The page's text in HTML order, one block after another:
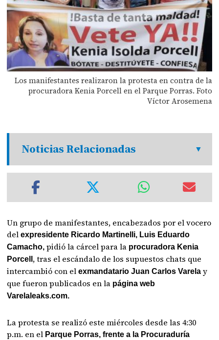
Los manifestantes realizaron la protesta en contra de la
procuradora Kenia Porcell en el Parque Porras. Foto
Víctor Arosemena
Noticias Relacionadas
Un grupo de manifestantes, encabezados por el vocero
delexpresidente Ricardo Martinelli, Luis Eduardo
Camacho, pidió la cárcel para la procuradora Kenia
Porcell , tras el escándalo de los supuestos chats que
intercambió con elexmandatario Juan Carlos Varela y
que fueron publicados en la página web
Varelaleaks.com.
La protesta se realizó este miércoles desde las 4:30
p.m. en el Parque Porras, frente a la Procuraduría